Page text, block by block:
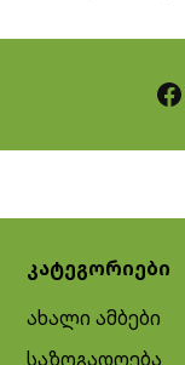
Facebook
კატეგორიები
ახალი ამბები
საზოგადოება